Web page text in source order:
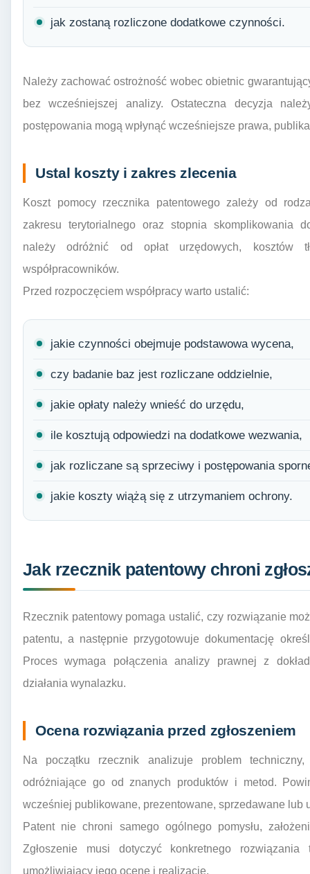
jak zostaną rozliczone dodatkowe czynności.
Należy zachować ostrożność wobec obietnic
bez wcześniejszej analizy. Ostateczna decyzja
postępowania mogą wpłynąć wcześniejsze prawa,
Ustal koszty i zakres zlecenia
Koszt pomocy rzecznika patentowego zależy od
zakresu terytorialnego oraz stopnia skomplikowania
należy odróżnić od opłat urzędowych, kosztów
współpracowników.
Przed rozpoczęciem współpracy warto ustalić:
jakie czynności obejmuje podstawowa wycena,
czy badanie baz jest rozliczane oddzielnie,
jakie opłaty należy wnieść do urzędu,
ile kosztują odpowiedzi na dodatkowe wezwania,
jak rozliczane są sprzeciwy i postępowania
jakie koszty wiążą się z utrzymaniem ochrony.
Jak rzecznik patentowy chroni
Rzecznik patentowy pomaga ustalić, czy rozwiązanie
patentu, a następnie przygotowuje dokumentację
Proces wymaga połączenia analizy prawnej z
działania wynalazku.
Ocena rozwiązania przed zgłoszeniem
Na początku rzecznik analizuje problem
odróżniające go od znanych produktów i metod.
wcześniej publikowane, prezentowane, sprzedawane lub
Patent nie chroni samego ogólnego pomysłu,
Zgłoszenie musi dotyczyć konkretnego
umożliwiający jego ocenę i realizację.